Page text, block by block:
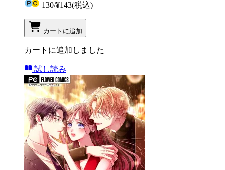
130/¥143(税込)
カートに追加
カートに追加しました
試し読み